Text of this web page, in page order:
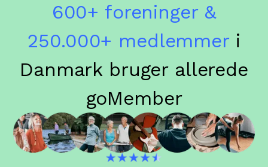
600+ foreninger &
250.000+ medlemmeri
Danmark bruger allerede
goMember